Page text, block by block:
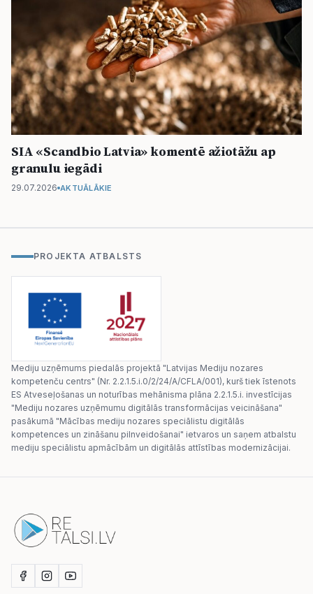
SIA «Scandbio Latvia» komentē ažiotāžu ap
granulu iegādi
29.07.2026 AKTUĀLĀKIE
PROJEKTA ATBALSTS
Mediju uzņēmums piedalās projektā "Latvijas Mediju nozares
kompetenču centrs" (Nr. 2.2.1.5.i.0/2/24/A/CFLA/001), kurš tiek īstenots
ES Atveseļošanas un noturības mehānisma plāna 2.2.1.5.i. investīcijas
"Mediju nozares uzņēmumu digitālās transformācijas veicināšana"
pasākumā "Mācības mediju nozares speciālistu digitālās
kompetences un zināšanu pilnveidošanai" ietvaros un saņem atbalstu
mediju speciālistu apmācībām un digitālās attīstības modernizācijai.